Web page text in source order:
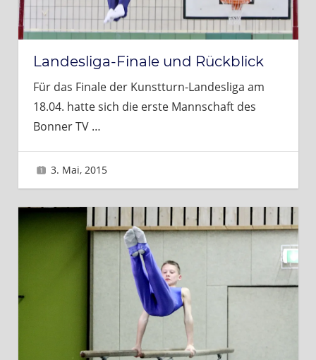
Landesliga-Finale und Rückblick
Für das Finale der Kunstturn-Landesliga am
18.04. hatte sich die erste Mannschaft des
Bonner TV …
3. Mai, 2015